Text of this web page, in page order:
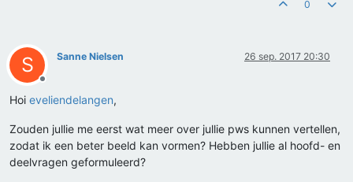
0
S
Offline
Sanne Nielsen 26 sep. 2017 20:30
Hoi eveliendelangen,
Zouden jullie me eerst wat meer over jullie pws kunnen vertellen,
zodat ik een beter beeld kan vormen? Hebben jullie al hoofd- en
deelvragen geformuleerd?